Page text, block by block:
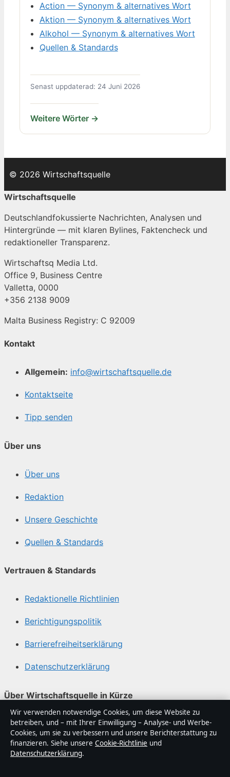
Action — Synonym & alternatives Wort
Aktion — Synonym & alternatives Wort
Alkohol — Synonym & alternatives Wort
Quellen & Standards
Senast uppdaterad: 24 Juni 2026
Weitere Wörter →
© 2026 Wirtschaftsquelle
Wirtschaftsquelle
Deutschlandfokussierte Nachrichten, Analysen und
Hintergründe — mit klaren Bylines, Faktencheck und
redaktioneller Transparenz.
Wirtschaftsq Media Ltd.
Office 9, Business Centre
Valletta, 0000
+356 2138 9009
Malta Business Registry: C 92009
Kontakt
Allgemein: info@wirtschaftsquelle.de
Kontaktseite
Tipp senden
Über uns
Über uns
Redaktion
Unsere Geschichte
Quellen & Standards
Vertrauen & Standards
Redaktionelle Richtlinien
Berichtigungspolitik
Barrierefreiheitserklärung
Datenschutzerklärung
Über Wirtschaftsquelle in Kürze
Wirtschaftsquelle ist ein unabhängiger digitaler
Nachrichtenanbieter mit Fokus auf Politik, Wirtschaft,
Technik und Gesellschaft in Deutschland. Jeder Artikel
trägt eine Byline, wird von einem Redakteur geprüft und
Wir verwenden notwendige Cookies, um diese Website zu
betreiben, und – mit Ihrer Einwilligung – Analyse- und Werbe-
Cookies, um sie zu verbessern und unsere Berichterstattung zu
finanzieren. Siehe unsere Cookie-Richtlinie und
Datenschutzerklärung.